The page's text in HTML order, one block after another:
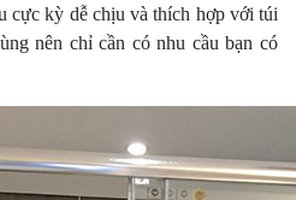
cực kỳ dễ chịu và thích hợp với túi
nên chỉ cần có nhu cầu bạn có